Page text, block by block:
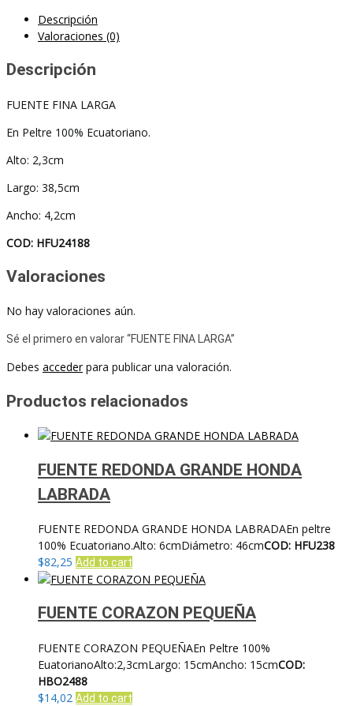
Descripción
Valoraciones (0)
Descripción
FUENTE FINA LARGA
En Peltre 100% Ecuatoriano.
Alto: 2,3cm
Largo: 38,5cm
Ancho: 4,2cm
COD: HFU24188
Valoraciones
No hay valoraciones aún.
Sé el primero en valorar “FUENTE FINA LARGA”
Debes accederpara publicar una valoración.
Productos relacionados
FUENTE REDONDA GRANDE HONDA
LABRADA
FUENTE REDONDA GRANDE HONDA LABRADAEn peltre
100% Ecuatoriano.Alto: 6cmDiámetro: 46cmCOD: HFU238
$82,25 Add to cart
FUENTE CORAZON PEQUEÑA
FUENTE CORAZON PEQUEÑAEn Peltre 100%
EuatorianoAlto:2,3cmLargo: 15cmAncho: 15cmCOD:
HBO2488
$14,02 Add to cart